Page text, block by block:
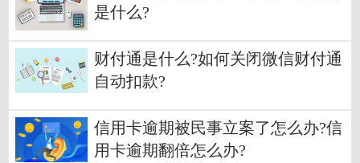
是什么?
财付通是什么?如何关闭微信财付通
自动扣款?
信用卡逾期被民事立案了怎么办?信
用卡逾期翻倍怎么办?